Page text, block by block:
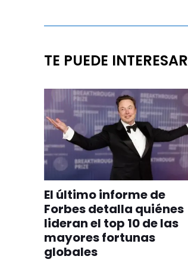
TE PUEDE INTERESAR
El último informe de
Forbes detalla quiénes
lideran el top 10 de las
mayores fortunas
globales